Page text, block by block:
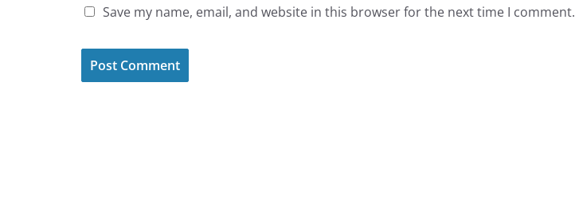
Save my name, email, and website in this browser for the next time I comment.